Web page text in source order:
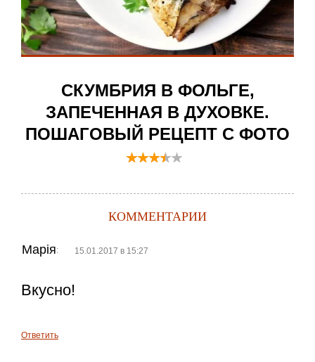
СКУМБРИЯ В ФОЛЬГЕ,
ЗАПЕЧЕННАЯ В ДУХОВКЕ.
ПОШАГОВЫЙ РЕЦЕПТ С ФОТО
КОММЕНТАРИИ
Марія: 15.01.2017 в 15:27
Вкусно!
Ответить